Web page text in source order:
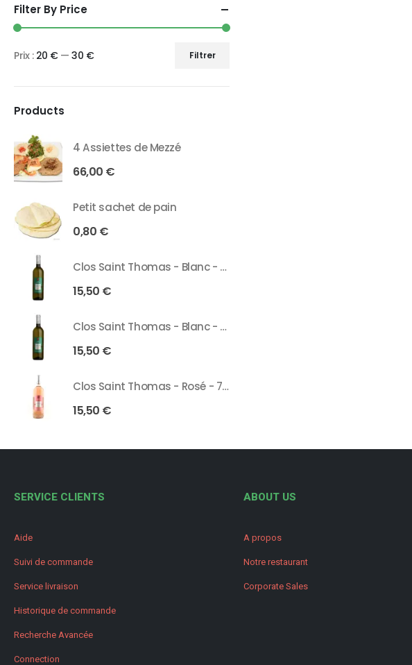
Filter By Price
Filtrer
Prix : 20 €—30 €
Products
4 Assiettes de Mezzé
66,00 €
Petit sachet de pain
0,80 €
Clos Saint Thomas - Blanc - 75 Cl
15,50 €
Clos Saint Thomas - Blanc - 37 Cl
15,50 €
Clos Saint Thomas - Rosé - 75 Cl
15,50 €
SERVICE CLIENTS
Aide
Suivi de commande
Service livraison
Historique de commande
Recherche Avancée
Connection
ABOUT US
A propos
Notre restaurant
Corporate Sales